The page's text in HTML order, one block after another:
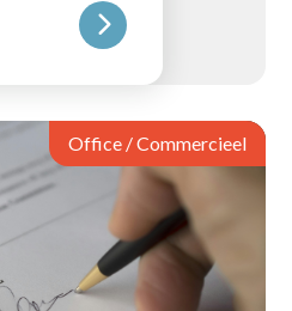
Office / Commercieel